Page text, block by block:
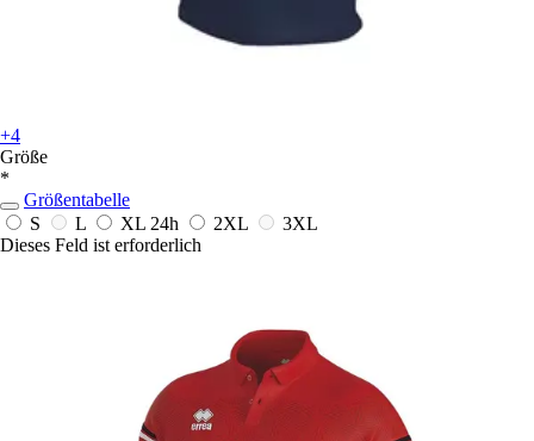
+4
Größe
*
Größentabelle
S
L XL 24h 2XL
3XL
Dieses Feld ist erforderlich